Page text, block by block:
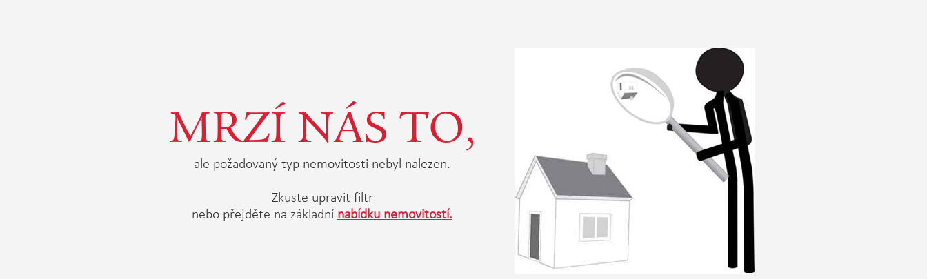
MRZÍ NÁS TO,
ale požadovaný typ nemovitosti nebyl nalezen.
Zkuste upravit filtr
nebo přejděte na základní nabídku nemovitostí.